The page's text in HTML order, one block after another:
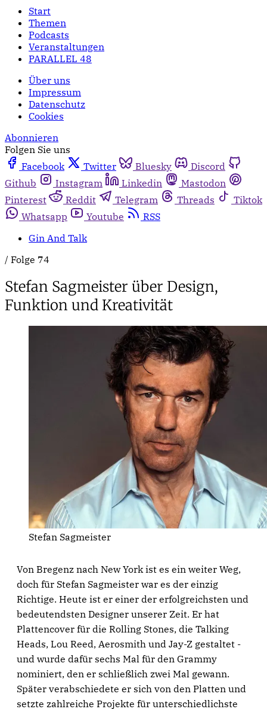
Start
Themen
Podcasts
Veranstaltungen
PARALLEL 48
Über uns
Impressum
Datenschutz
Cookies
Abonnieren
Folgen Sie uns
Facebook
Twitter Bluesky
Discord
Github
Instagram Linkedin
Mastodon
Pinterest
Reddit Telegram Threads
Tiktok
Whatsapp
Youtube
RSS
Gin And Talk
/ Folge 74
Stefan Sagmeister über Design,
Funktion und Kreativität
Stefan Sagmeister
Von Bregenz nach New York ist es ein weiter Weg,
doch für Stefan Sagmeister war es der einzig
Richtige. Heute ist er einer der erfolgreichsten und
bedeutendsten Designer unserer Zeit. Er hat
Plattencover für die Rolling Stones, die Talking
Heads, Lou Reed, Aerosmith und Jay-Z gestaltet -
und wurde dafür sechs Mal für den Grammy
nominiert, den er schließlich zwei Mal gewann.
Später verabschiedete er sich von den Platten und
setzte zahlreiche Projekte für unterschiedlichste